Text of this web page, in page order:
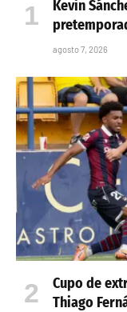
Kevin
agosto 7, 2026
Cupo de
Thiago